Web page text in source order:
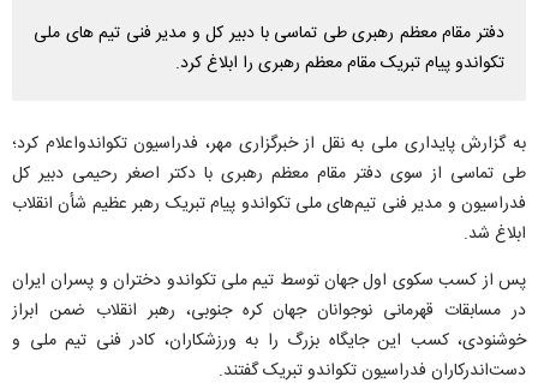
دفتر مقام معظم رهبری طی تماسی با دبیر کل و مدیر فنی تیم های ملی
تکواندو پیام تبریک مقام معظم رهبری را ابلاغ کرد.
به گزارش پایداری ملی به نقل از خبرگزاری مهر، فدراسیون تکواندواعلام کرد؛
طی تماسی از سوی دفتر مقام معظم رهبری با دکتر اصغر رحیمی دبیر کل
فدراسیون و مدیر فنی تیم‌های ملی تکواندو پیام تبریک رهبر عظیم شأن انقلاب
ابلاغ شد.
پس از کسب سکوی اول جهان توسط تیم ملی تکواندو دختران و پسران ایران
در مسابقات قهرمانی نوجوانان جهان کره جنوبی، رهبر انقلاب ضمن ابراز
خوشنودی، کسب این جایگاه بزرگ را به ورزشکاران، کادر فنی تیم ملی و
دست‌اندرکاران فدراسیون تکواندو تبریک گفتند.